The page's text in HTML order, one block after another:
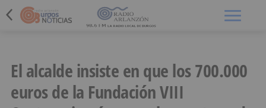
El alcalde insiste en que los 700.000
euros de la Fundación VIII